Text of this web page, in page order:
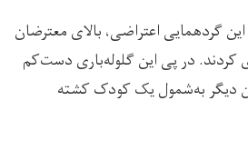
گردهمایی اعتراضی، بالای معترضان
کردند. در پی این گلوله‌باری دست‌کم
دیگر به‌شمول یک کودک کشته